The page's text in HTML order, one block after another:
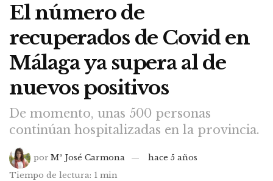
El número de
recuperados de Covid en
Málaga ya supera al de
nuevos positivos
De momento, unas 500 personas
continúan hospitalizadas en la provincia.
por Mª José Carmona
hace 5 años
Tiempo de lectura: 1 min